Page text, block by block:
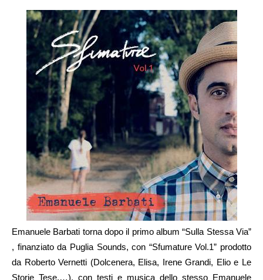
Emanuele Barbati torna dopo il primo album “Sulla Stessa Via”
, finanziato da Puglia Sounds, con “Sfumature Vol.1” prodotto
da Roberto Vernetti (Dolcenera, Elisa, Irene Grandi, Elio e Le
Storie Tese,…), con testi e musica dello stesso Emanuele